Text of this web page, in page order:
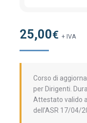
25,00€ + IVA
Corso di
per Dirigenti.
Attestato valido
dell’ASR 17/04/